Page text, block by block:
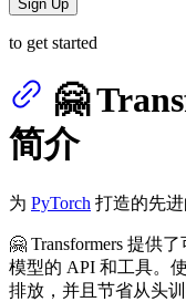
Sign Up
to get started
🤗
简介
为 PyTorch 打造的先
🤗 Transformers 提供
模型的 API 和工具。
排放，并且节省从头